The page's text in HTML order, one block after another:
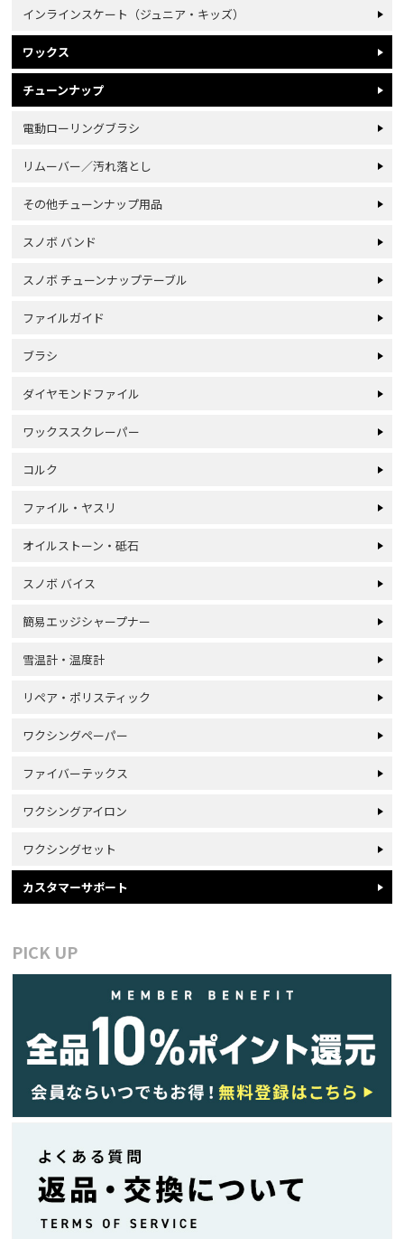
インラインスケート（ジュニア・キッズ）
ワックス
チューンナップ
電動ローリングブラシ
リムーバー／汚れ落とし
その他チューンナップ用品
スノボ バンド
スノボ チューンナップテーブル
ファイルガイド
ブラシ
ダイヤモンドファイル
ワックススクレーパー
コルク
ファイル・ヤスリ
オイルストーン・砥石
スノボ バイス
簡易エッジシャープナー
雪温計・温度計
リペア・ポリスティック
ワクシングペーパー
ファイバーテックス
ワクシングアイロン
ワクシングセット
カスタマーサポート
PICK UP